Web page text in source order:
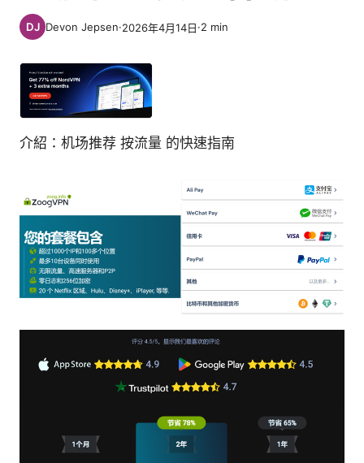
Devon Jepsen·2026年4月14日·2 min
介紹：机场推荐 按流量 的快速指南